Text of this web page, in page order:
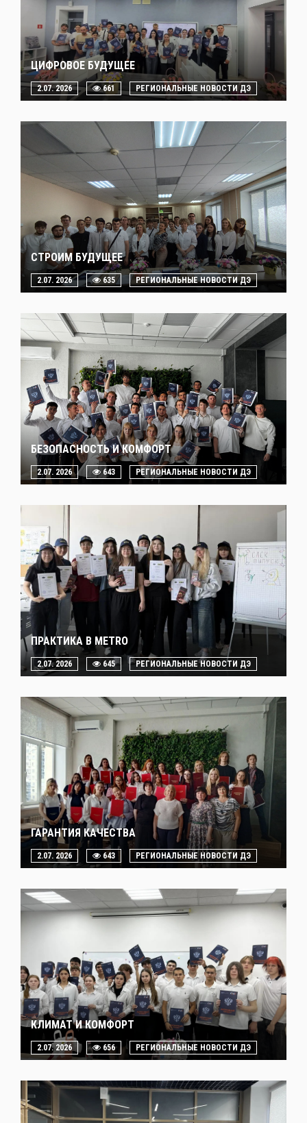
ЦИФРОВОЕ БУДУЩЕЕ
2.07. 2026 661 РЕГИОНАЛЬНЫЕ НОВОСТИ ДЭ
СТРОИМ БУДУЩЕЕ
2.07. 2026 635 РЕГИОНАЛЬНЫЕ НОВОСТИ ДЭ
БЕЗОПАСНОСТЬ И КОМФОРТ
2.07. 2026 643 РЕГИОНАЛЬНЫЕ НОВОСТИ ДЭ
ПРАКТИКА В METRO
2.07. 2026 645 РЕГИОНАЛЬНЫЕ НОВОСТИ ДЭ
ГАРАНТИЯ КАЧЕСТВА
2.07. 2026 643 РЕГИОНАЛЬНЫЕ НОВОСТИ ДЭ
КЛИМАТ И КОМФОРТ
2.07. 2026 656 РЕГИОНАЛЬНЫЕ НОВОСТИ ДЭ